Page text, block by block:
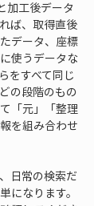
加工後データ
ば、取得直後
データ、座標
使うデータな
をすべて同じ
の段階のもの
「元」「整理
を組み合わせ
日常の検索だ
になります。